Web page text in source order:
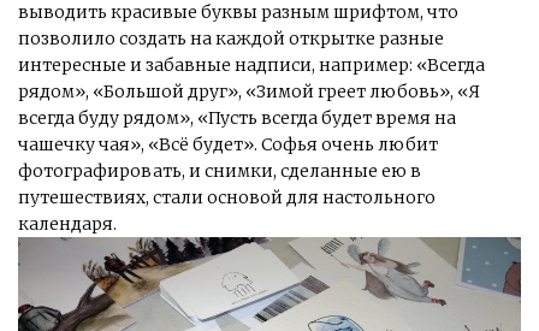
выводить красивые буквы разным шрифтом, что
позволило создать на каждой открытке разные
интересные и забавные надписи, например: «Всегда
рядом», «Большой друг», «Зимой греет любовь», «Я
всегда буду рядом», «Пусть всегда будет время на
чашечку чая», «Всё будет». Софья очень любит
фотографировать, и снимки, сделанные ею в
путешествиях, стали основой для настольного
календаря.